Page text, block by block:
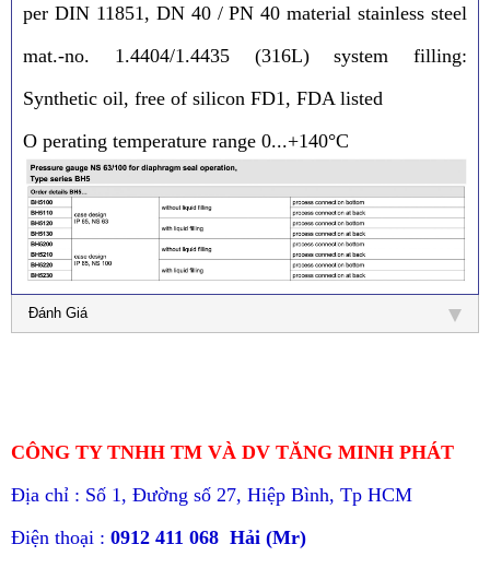
per DIN 11851, DN 40 / PN 40 material stainless steel
mat.-no. 1.4404/1.4435 (316L) system filling:
Synthetic oil, free of silicon FD1, FDA listed
O perating temperature range 0...+140°C
Đánh Giá
CÔNG TY TNHH TM VÀ DV TĂNG MINH PHÁT
Địa chỉ : Số 1, Đường số 27, Hiệp Bình, Tp HCM
Điện thoại : 0912 411 068 Hải (Mr)